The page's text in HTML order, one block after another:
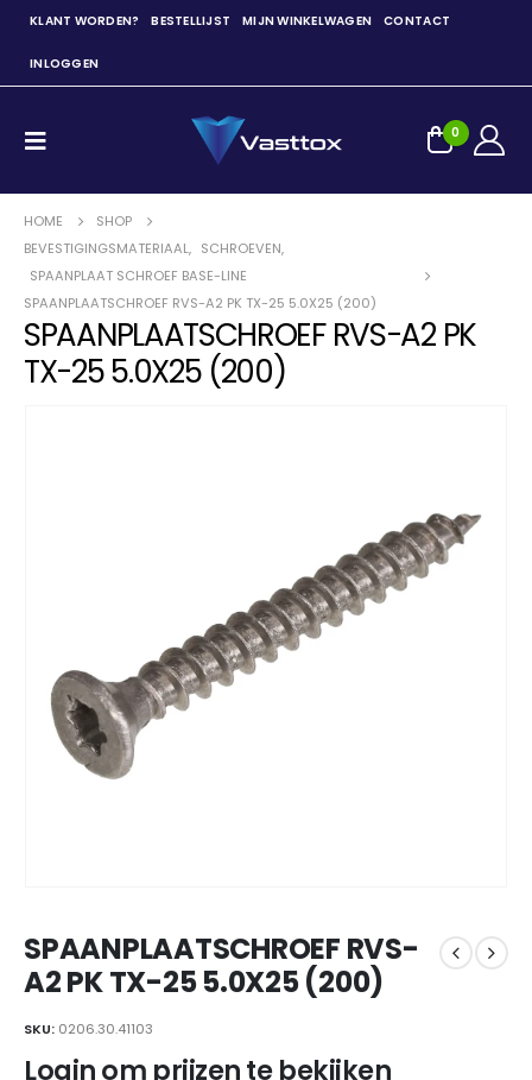
KLANT WORDEN? BESTELLIJST MIJN WINKELWAGEN CONTACT
INLOGGEN
0
HOME
SHOP
BEVESTIGINGSMATERIAAL, SCHROEVEN,
SPAANPLAAT SCHROEF BASE-LINE
SPAANPLAATSCHROEF RVS-A2 PK TX-25 5.0X25 (200)
SPAANPLAATSCHROEF RVS-A2 PK
TX-25 5.0X25 (200)
SPAANPLAATSCHROEF RVS-
A2 PK TX-25 5.0X25 (200)
SKU: 0206.30.41103
Login om prijzen te bekijken